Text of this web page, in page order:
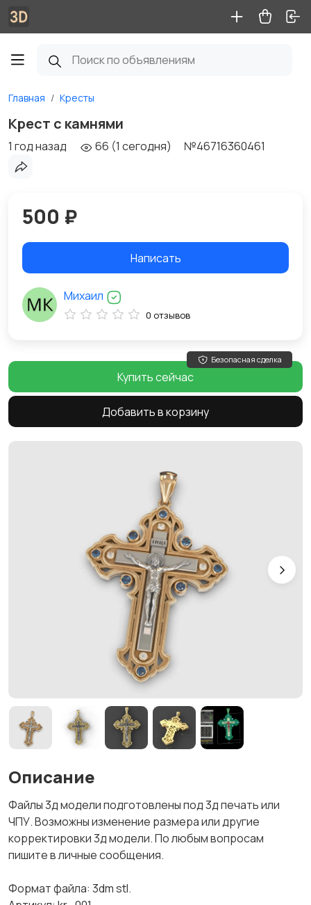
Главная Кресты
Крест с камнями
1 год назад 66 (1 сегодня) №46716360461
Описание
Файлы 3д модели подготовлены под 3д печать или
ЧПУ. Возможны изменение размера или другие
корректировки 3д модели. По любым вопросам
пишите в личные сообщения.
Формат файла: 3dm stl.
500 ₽
Написать
Михаил
0 отзывов
Безопасная сделка
Купить сейчас
Добавить в корзину